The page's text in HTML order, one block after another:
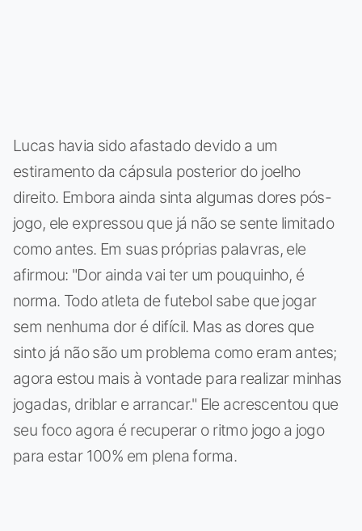
Lucas havia sido afastado devido a um
estiramento da cápsula posterior do joelho
direito. Embora ainda sinta algumas dores pós-
jogo, ele expressou que já não se sente limitado
como antes. Em suas próprias palavras, ele
afirmou: "Dor ainda vai ter um pouquinho, é
norma. Todo atleta de futebol sabe que jogar
sem nenhuma dor é difícil. Mas as dores que
sinto já não são um problema como eram antes;
agora estou mais à vontade para realizar minhas
jogadas, driblar e arrancar." Ele acrescentou que
seu foco agora é recuperar o ritmo jogo a jogo
para estar 100% em plena forma.